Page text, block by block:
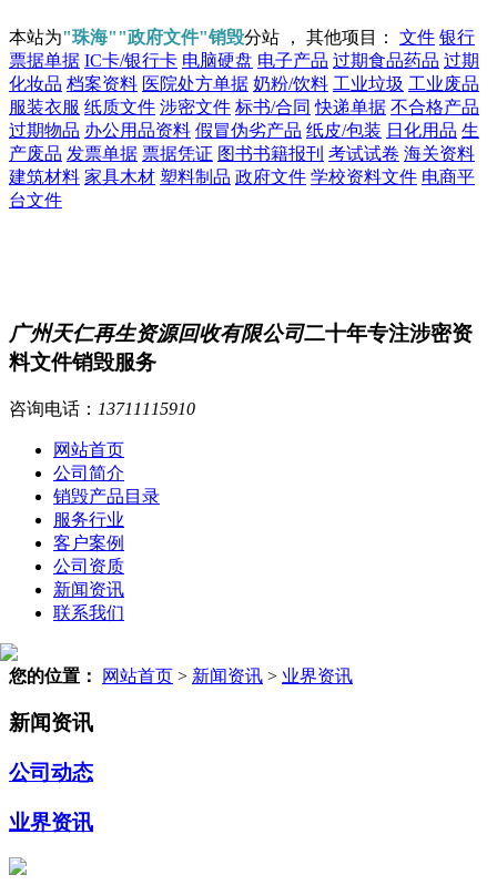
本站为"珠海""政府文件"销毁分站 ， 其他项目： 文件 银行
票据单据 IC卡/银行卡 电脑硬盘 电子产品 过期食品药品 过期
化妆品 档案资料 医院处方单据 奶粉/饮料 工业垃圾 工业废品
服装衣服 纸质文件 涉密文件 标书/合同 快递单据 不合格产品
过期物品 办公用品资料 假冒伪劣产品 纸皮/包装 日化用品 生
产废品 发票单据 票据凭证 图书书籍报刊 考试试卷 海关资料
建筑材料 家具木材 塑料制品 政府文件 学校资料文件 电商平
台文件
广州天仁再生资源回收有限公司二十年专注涉密资
料文件销毁服务
咨询电话： 13711115910
网站首页
公司简介
销毁产品目录
服务行业
客户案例
公司资质
新闻资讯
联系我们
您的位置： 网站首页 > 新闻资讯 > 业界资讯
新闻资讯
公司动态
业界资讯